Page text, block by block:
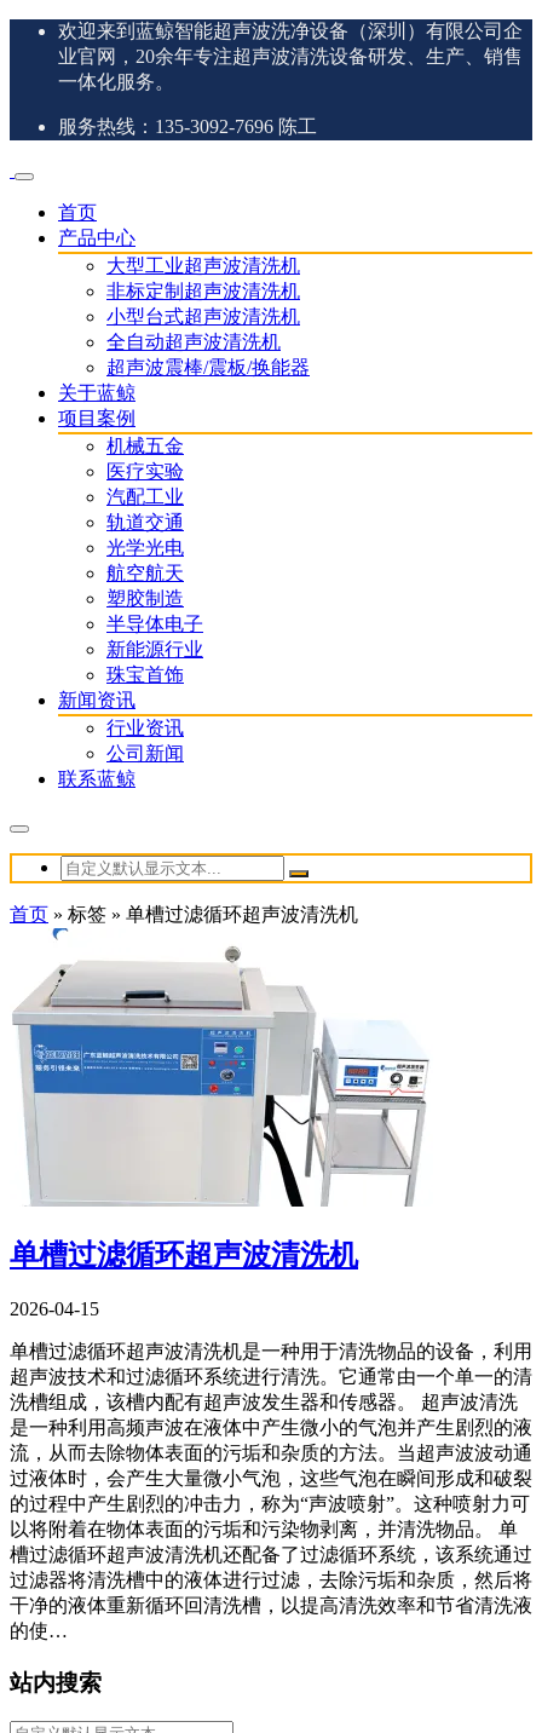
欢迎来到蓝鲸智能超声波洗净设备（深圳）有限公司企
业官网，20余年专注超声波清洗设备研发、生产、销售
一体化服务。
服务热线：135-3092-7696 陈工
首页
产品中心
大型工业超声波清洗机
非标定制超声波清洗机
小型台式超声波清洗机
全自动超声波清洗机
超声波震棒/震板/换能器
关于蓝鲸
项目案例
机械五金
医疗实验
汽配工业
轨道交通
光学光电
航空航天
塑胶制造
半导体电子
新能源行业
珠宝首饰
新闻资讯
行业资讯
公司新闻
联系蓝鲸
首页 » 标签 » 单槽过滤循环超声波清洗机
单槽过滤循环超声波清洗机
2026-04-15
单槽过滤循环超声波清洗机是一种用于清洗物品的设备，利用
超声波技术和过滤循环系统进行清洗。它通常由一个单一的清
洗槽组成，该槽内配有超声波发生器和传感器。 超声波清洗
是一种利用高频声波在液体中产生微小的气泡并产生剧烈的液
流，从而去除物体表面的污垢和杂质的方法。当超声波波动通
过液体时，会产生大量微小气泡，这些气泡在瞬间形成和破裂
的过程中产生剧烈的冲击力，称为“声波喷射”。这种喷射力可
以将附着在物体表面的污垢和污染物剥离，并清洗物品。 单
槽过滤循环超声波清洗机还配备了过滤循环系统，该系统通过
过滤器将清洗槽中的液体进行过滤，去除污垢和杂质，然后将
干净的液体重新循环回清洗槽，以提高清洗效率和节省清洗液
的使…
站内搜索